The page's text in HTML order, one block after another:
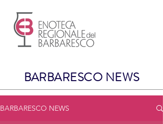
BARBARESCO NEWS
BARBARESCO NEWS